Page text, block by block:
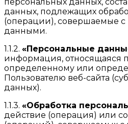
данных, подлежащих
(операции), совершаемые
данными.
1.1.2. «Персональные
информация, относящаяся
определенному или
Пользователю веб-сайта
данных).
1.1.3. «Обработка
действие (операция) или